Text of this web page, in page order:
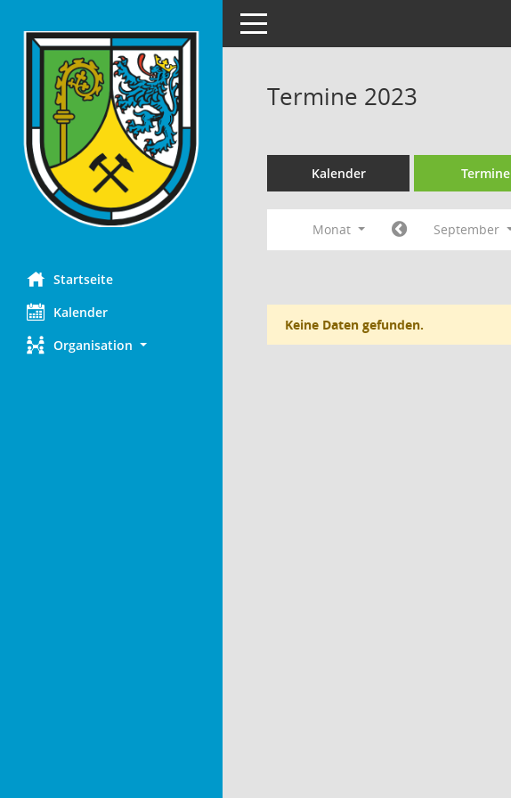
Startseite
Kalender
Organisation
Toggle navigation
Termine 2023
Kalender Termine
Monat September
Keine Daten gefunden.